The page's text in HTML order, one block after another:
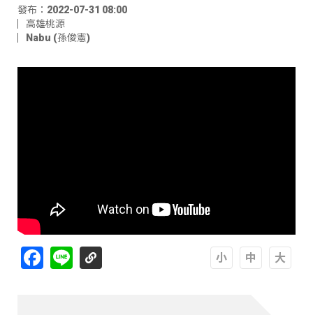
發布：2022-07-31 08:00
高雄桃源
Nabu (孫俊憲)
Facebook
Line